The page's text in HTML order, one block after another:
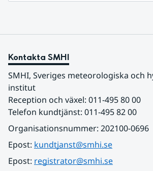
Kontakta SMHI
SMHI, Sveriges meteorologiska och
institut
Reception och växel: 011-495 80 00
Telefon kundtjänst: 011-495 82 00
Organisationsnummer: 202100-0696
Epost: kundtjanst@smhi.se
Epost: registrator@smhi.se